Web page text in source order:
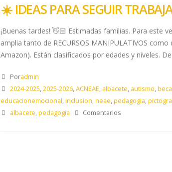
☀️​ IDEAS PARA SEGUIR
¡Buenas tardes! 👋🏻 Estimadas familias. Para
amplia tanto de RECURSOS MANIPULATIVOS
Amazon). Están clasificados por edades y niveles.
Poradmin
2024-2025,2025-2026,ACNEAE, albacete, autismo,
educacionemocional,inclusion,neae,pedagogia,
albacete,pedagogia Comentarios